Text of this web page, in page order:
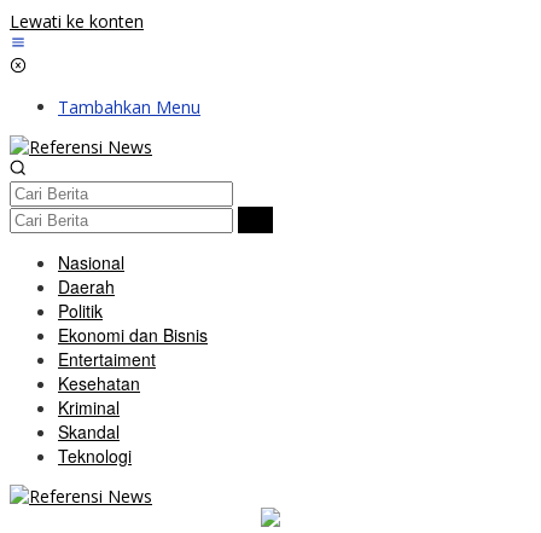
Lewati ke konten
Tambahkan Menu
Nasional
Daerah
Politik
Ekonomi dan Bisnis
Entertaiment
Kesehatan
Kriminal
Skandal
Teknologi